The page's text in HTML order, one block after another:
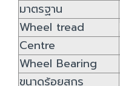
มาตรฐาน
Wheel tread
Centre
Wheel Bearing
ขนาดร้อยสกรู